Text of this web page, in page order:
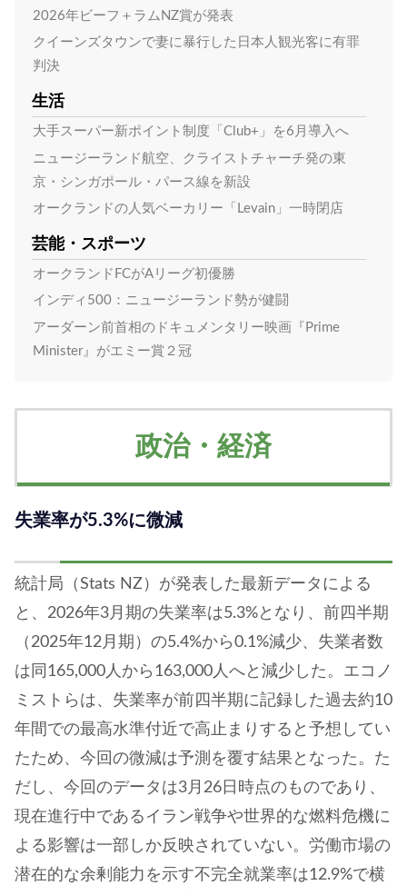
2026年ビーフ＋ラムNZ賞が発表
クイーンズタウンで妻に暴行した日本人観光客に有罪
判決
生活
大手スーパー新ポイント制度「Club+」を6月導入へ
ニュージーランド航空、クライストチャーチ発の東
京・シンガポール・パース線を新設
オークランドの人気ベーカリー「Levain」一時閉店
芸能・スポーツ
オークランドFCがAリーグ初優勝
インディ500：ニュージーランド勢が健闘
アーダーン前首相のドキュメンタリー映画『Prime
Minister』がエミー賞２冠
政治・経済
失業率が5.3%に微減
統計局（Stats NZ）が発表した最新データによる
と、2026年3月期の失業率は5.3%となり、前四半期
（2025年12月期）の5.4%から0.1%減少、失業者数
は同165,000人から163,000人へと減少した。エコノ
ミストらは、失業率が前四半期に記録した過去約10
年間での最高水準付近で高止まりすると予想してい
たため、今回の微減は予測を覆す結果となった。た
だし、今回のデータは3月26日時点のものであり、
現在進行中であるイラン戦争や世界的な燃料危機に
よる影響は一部しか反映されていない。労働市場の
潜在的な余剰能力を示す不完全就業率は12.9%で横